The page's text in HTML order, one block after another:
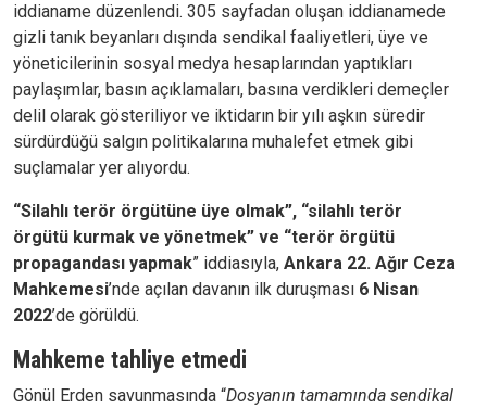
iddianame düzenlendi. 305 sayfadan oluşan iddianamede
gizli tanık beyanları dışında sendikal faaliyetleri, üye ve
yöneticilerinin sosyal medya hesaplarından yaptıkları
paylaşımlar, basın açıklamaları, basına verdikleri demeçler
delil olarak gösteriliyor ve iktidarın bir yılı aşkın süredir
sürdürdüğü salgın politikalarına muhalefet etmek gibi
suçlamalar yer alıyordu.
“Silahlı terör örgütüne üye olmak”, “silahlı terör
örgütü kurmak ve yönetmek” ve “terör örgütü
propagandası yapmak” iddiasıyla, Ankara 22. Ağır Ceza
Mahkemesi’nde açılan davanın ilk duruşması 6 Nisan
2022’de görüldü.
Mahkeme tahliye etmedi
Gönül Erden savunmasında “Dosyanın tamamında sendikal